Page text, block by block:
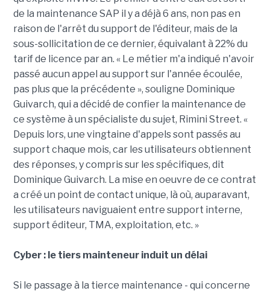
de la maintenance SAP il y a déjà 6 ans, non pas en
raison de l'arrêt du support de l'éditeur, mais de la
sous-sollicitation de ce dernier, équivalant à 22% du
tarif de licence par an. « Le métier m'a indiqué n'avoir
passé aucun appel au support sur l'année écoulée,
pas plus que la précédente », souligne Dominique
Guivarch, qui a décidé de confier la maintenance de
ce système à un spécialiste du sujet, Rimini Street. «
Depuis lors, une vingtaine d'appels sont passés au
support chaque mois, car les utilisateurs obtiennent
des réponses, y compris sur les spécifiques, dit
Dominique Guivarch. La mise en oeuvre de ce contrat
a créé un point de contact unique, là où, auparavant,
les utilisateurs naviguaient entre support interne,
support éditeur, TMA, exploitation, etc. »
Cyber : le tiers mainteneur induit un délai
Si le passage à la tierce maintenance - qui concerne